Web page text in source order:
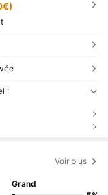
:
Voir plus
Grand